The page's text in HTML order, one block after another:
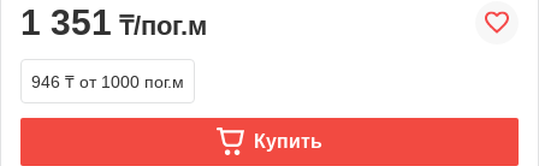
1 351 ₸/пог.м
946 ₸ от 1000 пог.м
Купить